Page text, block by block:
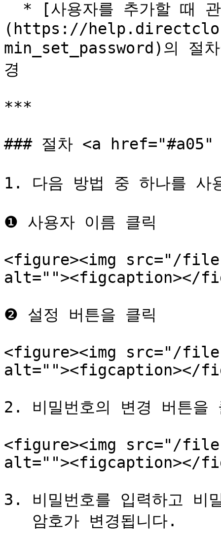
(https://
min_set_password)의 절
경
***
### 절차 <a
1. 다음 방법 중 하나를 사
❶ 사용자 이름 클릭
<figure><img src="/files/
alt=""><figcaption></
❷ 설정 버튼을 클릭
<figure><img src="/files/
alt=""><figcaption></
2. 비밀번호의 변경 버튼을
<figure><img src="/files/
alt=""><figcaption></
3. 비밀번호를 입력하고 비